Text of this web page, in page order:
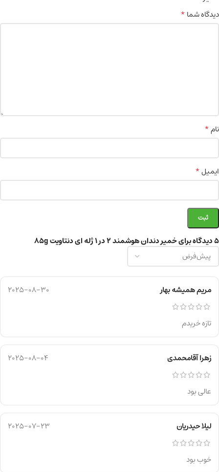
5 دیدگاه برای خمیر دندان هوشمند 2 در 1 ژله ای دنتاویت 85g
مریم همیشه بهار 2025-08-30
تازه خریدم
زهرا آقامحمدی 2025-08-04
عالی بود
لیلا حیدریان 2025-07-23
خوب بود
دیدگاه شما*
نام*
ایمیل*